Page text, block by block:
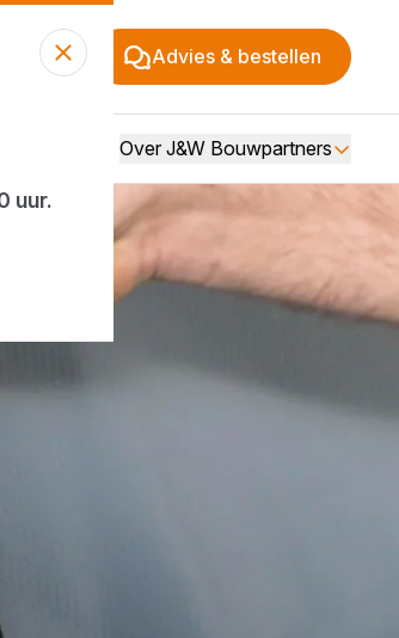
Advies & bestellen
Over J&W Bouwpartners
uur.